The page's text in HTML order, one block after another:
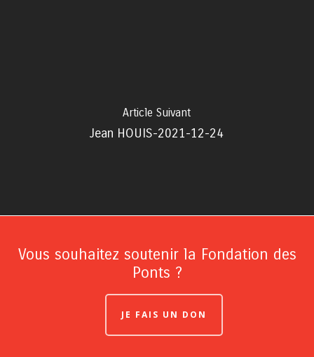
Article Suivant
Jean HOUIS-2021-12-24
Vous souhaitez soutenir la Fondation des
Ponts ?
JE FAIS UN DON